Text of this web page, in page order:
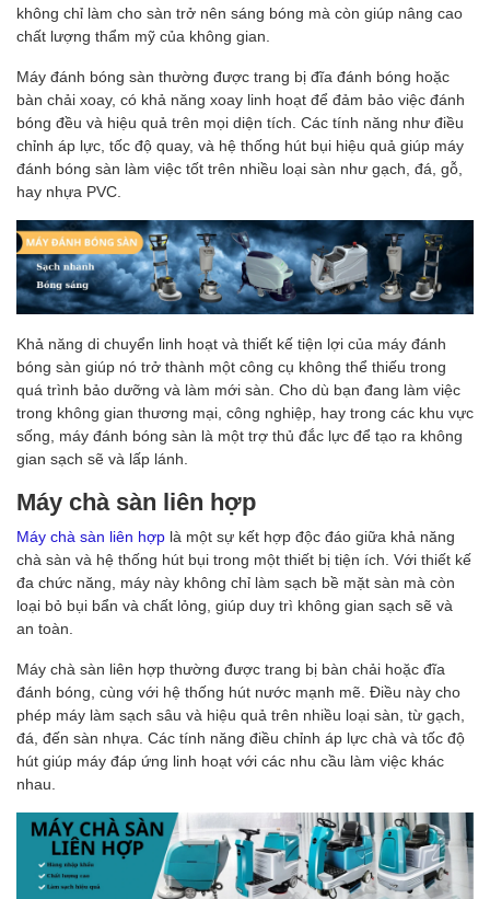
không chỉ làm cho sàn trở nên sáng bóng mà còn giúp nâng cao
chất lượng thẩm mỹ của không gian.
Máy đánh bóng sàn thường được trang bị đĩa đánh bóng hoặc
bàn chải xoay, có khả năng xoay linh hoạt để đảm bảo việc đánh
bóng đều và hiệu quả trên mọi diện tích. Các tính năng như điều
chỉnh áp lực, tốc độ quay, và hệ thống hút bụi hiệu quả giúp máy
đánh bóng sàn làm việc tốt trên nhiều loại sàn như gạch, đá, gỗ,
hay nhựa PVC.
Khả năng di chuyển linh hoạt và thiết kế tiện lợi của máy đánh
bóng sàn giúp nó trở thành một công cụ không thể thiếu trong
quá trình bảo dưỡng và làm mới sàn. Cho dù bạn đang làm việc
trong không gian thương mại, công nghiệp, hay trong các khu vực
sống, máy đánh bóng sàn là một trợ thủ đắc lực để tạo ra không
gian sạch sẽ và lấp lánh.
Máy chà sàn liên hợp
Máy chà sàn liên hợp là một sự kết hợp độc đáo giữa khả năng
chà sàn và hệ thống hút bụi trong một thiết bị tiện ích. Với thiết kế
đa chức năng, máy này không chỉ làm sạch bề mặt sàn mà còn
loại bỏ bụi bẩn và chất lỏng, giúp duy trì không gian sạch sẽ và
an toàn.
Máy chà sàn liên hợp thường được trang bị bàn chải hoặc đĩa
đánh bóng, cùng với hệ thống hút nước mạnh mẽ. Điều này cho
phép máy làm sạch sâu và hiệu quả trên nhiều loại sàn, từ gạch,
đá, đến sàn nhựa. Các tính năng điều chỉnh áp lực chà và tốc độ
hút giúp máy đáp ứng linh hoạt với các nhu cầu làm việc khác
nhau.